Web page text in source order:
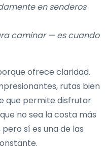
en senderos
caminar — es cuando
ofrece claridad.
rutas bien
que permite disfrutar
no sea la costa más
sí es una de las